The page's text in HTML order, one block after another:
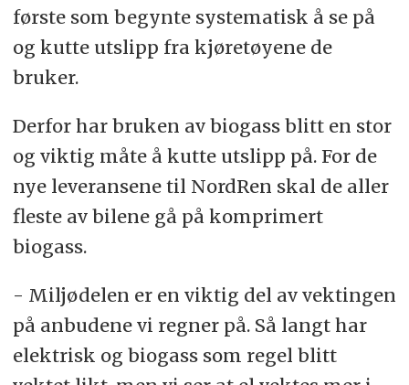
første som begynte systematisk å se på
og kutte utslipp fra kjøretøyene de
bruker.
Derfor har bruken av biogass blitt en stor
og viktig måte å kutte utslipp på. For de
nye leveransene til NordRen skal de aller
fleste av bilene gå på komprimert
biogass.
- Miljødelen er en viktig del av vektingen
på anbudene vi regner på. Så langt har
elektrisk og biogass som regel blitt